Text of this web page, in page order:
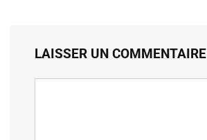
LAISSER UN COMMENTAIRE